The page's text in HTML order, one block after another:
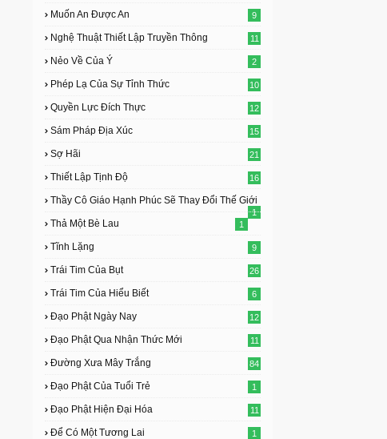
Muốn An Được An 9
Nghệ Thuật Thiết Lập Truyền Thông 11
Nẻo Về Của Ý 2
Phép Lạ Của Sự Tỉnh Thức 10
Quyền Lực Đích Thực 12
Sám Pháp Địa Xúc 15
Sợ Hãi 21
Thiết Lập Tịnh Độ 16
Thầy Cô Giáo Hạnh Phúc Sẽ Thay Đổi Thế Giới
1
Thả Một Bè Lau 1
Tĩnh Lặng 9
Trái Tim Của Bụt 26
Trái Tim Của Hiểu Biết 6
Đạo Phật Ngày Nay 12
Đạo Phật Qua Nhận Thức Mới 11
Đường Xưa Mây Trắng 84
Đạo Phật Của Tuổi Trẻ 1
Đạo Phật Hiện Đại Hóa 11
Để Có Một Tương Lai 1